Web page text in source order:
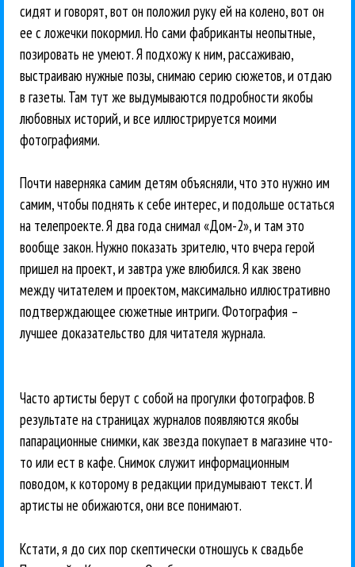
сидят и говорят, вот он положил руку ей на колено, вот он
ее с ложечки покормил. Но сами фабриканты неопытные,
позировать не умеют. Я подхожу к ним, рассаживаю,
выстраиваю нужные позы, снимаю серию сюжетов, и отдаю
в газеты. Там тут же выдумываются подробности якобы
любовных историй, и все иллюстрируется моими
фотографиями.
Почти наверняка самим детям объясняли, что это нужно им
самим, чтобы поднять к себе интерес, и подольше остаться
на телепроекте. Я два года снимал «Дом-2», и там это
вообще закон. Нужно показать зрителю, что вчера герой
пришел на проект, и завтра уже влюбился. Я как звено
между читателем и проектом, максимально иллюстративно
подтверждающее сюжетные интриги. Фотография –
лучшее доказательство для читателя журнала.
Часто артисты берут с собой на прогулки фотографов. В
результате на страницах журналов появляются якобы
папарационные снимки, как звезда покупает в магазине что-
то или ест в кафе. Снимок служит информационным
поводом, к которому в редакции придумывают текст. И
артисты не обижаются, они все понимают.
Кстати, я до сих пор скептически отношусь к свадьбе